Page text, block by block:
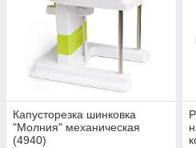
Капусторезка шинковка
"Молния" механическая
(4940)